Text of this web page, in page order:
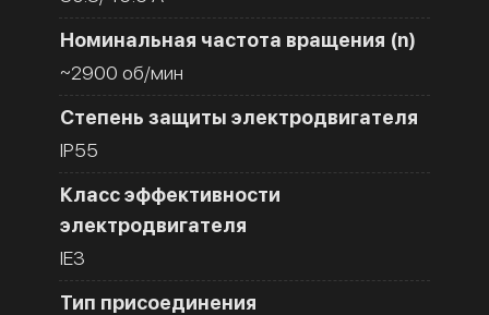
Номинальная частота вращения (n)
~2900 об/мин
Степень защиты электродвигателя
IP55
Класс эффективности
электродвигателя
IE3
Тип присоединения